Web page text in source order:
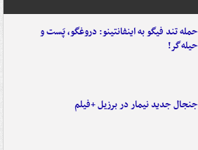
حمله تند فیگو به اینفانتینو: دروغگو، پَست‌ و
حیله‌گر!
جنجال جدید نیمار در برزیل +فیلم